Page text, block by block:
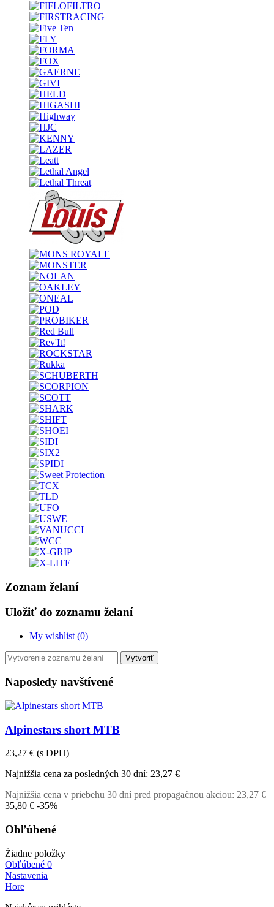
Zoznam želaní
Uložiť do zoznamu želaní
My wishlist (0)
Vytvoriť
Naposledy navštívené
Alpinestars short MTB
23,27 € (s DPH)
Najnižšia cena za posledných 30 dní: 23,27 €
Najnižšia cena v priebehu 30 dní pred propagačnou akciou: 23,27 €
35,80 € -35%
Obľúbené
Žiadne položky
Obľúbené 0
Nastavenia
Hore